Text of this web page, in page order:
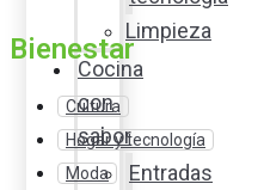
Limpieza
Cocina
con
sabor
Entradas
Bienestar
Cultura
Hogar y tecnología
Moda